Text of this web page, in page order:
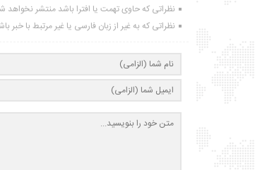
نظراتی که حاوی تهمت یا افترا باشد منتشر نخواهد
نظراتی که به غیر از زبان فارسی یا غیر مرتبط با